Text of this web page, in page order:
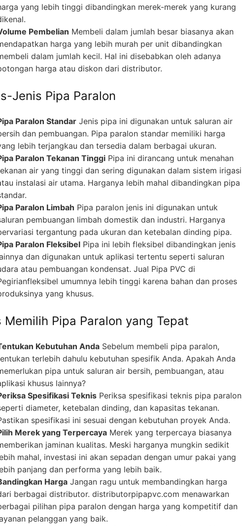
yang lebih tinggi dibandingkan merek-merek yang kurang
Pembelian Membeli dalam jumlah besar biasanya akan
harga yang lebih murah per unit dibandingkan
dalam jumlah kecil. Hal ini disebabkan oleh adanya
harga atau diskon dari distributor.
Jenis Pipa Paralon
Paralon Standar Jenis pipa ini digunakan untuk saluran air
dan pembuangan. Pipa paralon standar memiliki harga
lebih terjangkau dan tersedia dalam berbagai ukuran.
Paralon Tekanan Tinggi Pipa ini dirancang untuk menahan
air yang tinggi dan sering digunakan dalam sistem irigasi
instalasi air utama. Harganya lebih mahal dibandingkan pipa
Paralon Limbah Pipa paralon jenis ini digunakan untuk
pembuangan limbah domestik dan industri. Harganya
tergantung pada ukuran dan ketebalan dinding pipa.
Paralon Fleksibel Pipa ini lebih fleksibel dibandingkan jenis
dan digunakan untuk aplikasi tertentu seperti saluran
atau pembuangan kondensat. Jual Pipa PVC di
umumnya lebih tinggi karena bahan dan proses
yang khusus.
Memilih Pipa Paralon yang Tepat
Kebutuhan Anda Sebelum membeli pipa paralon,
terlebih dahulu kebutuhan spesifik Anda. Apakah Anda
pipa untuk saluran air bersih, pembuangan, atau
khusus lainnya?
Spesifikasi Teknis Periksa spesifikasi teknis pipa paralon
diameter, ketebalan dinding, dan kapasitas tekanan.
spesifikasi ini sesuai dengan kebutuhan proyek Anda.
Merek yang Terpercaya Merek yang terpercaya biasanya
jaminan kualitas. Meski harganya mungkin sedikit
mahal, investasi ini akan sepadan dengan umur pakai yang
panjang dan performa yang lebih baik.
Harga Jangan ragu untuk membandingkan harga
berbagai distributor. distributorpipapvc.com menawarkan
pilihan pipa paralon dengan harga yang kompetitif dan
pelanggan yang baik.